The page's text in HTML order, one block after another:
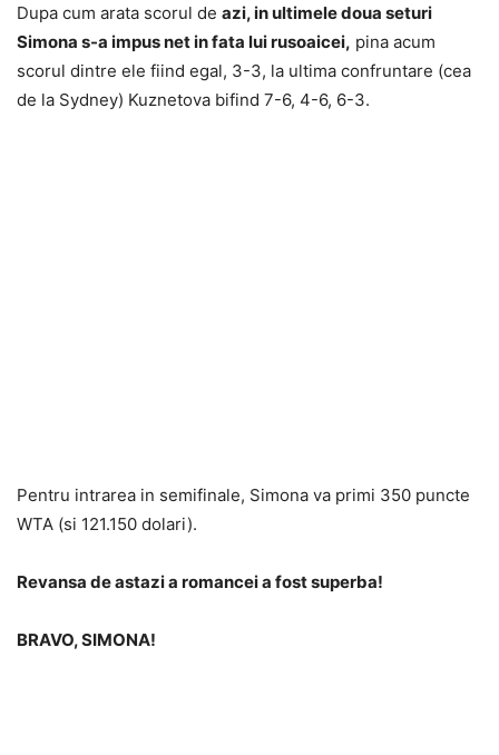
Dupa cum arata scorul de azi, in ultimele doua seturi
Simona s-a impus net in fata lui rusoaicei, pina acum
scorul dintre ele fiind egal, 3-3, la ultima confruntare (cea
de la Sydney) Kuznetova bifind 7-6, 4-6, 6-3.
Pentru intrarea in semifinale, Simona va primi 350 puncte
WTA (si 121.150 dolari).
Revansa de astazi a romancei a fost superba!
BRAVO, SIMONA!